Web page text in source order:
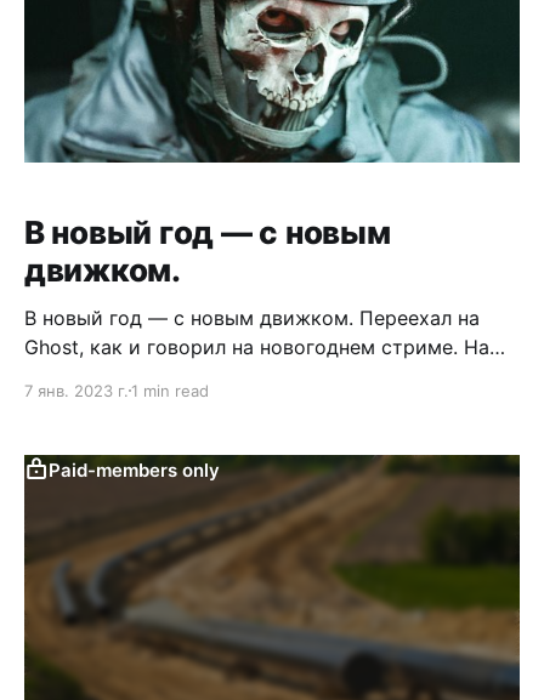
В новый год — с новым
движком.
В новый год — с новым движком. Переехал на
Ghost, как и говорил на новогоднем стриме. На
письма и писать комментарии! 🥸 Пользователи с
попробую все собрать в одном месте. Жаль, что
API нет ни у бусти, ни у ютуба. Вернее
7 янв. 2023 г. 1 min read
Paid-members only